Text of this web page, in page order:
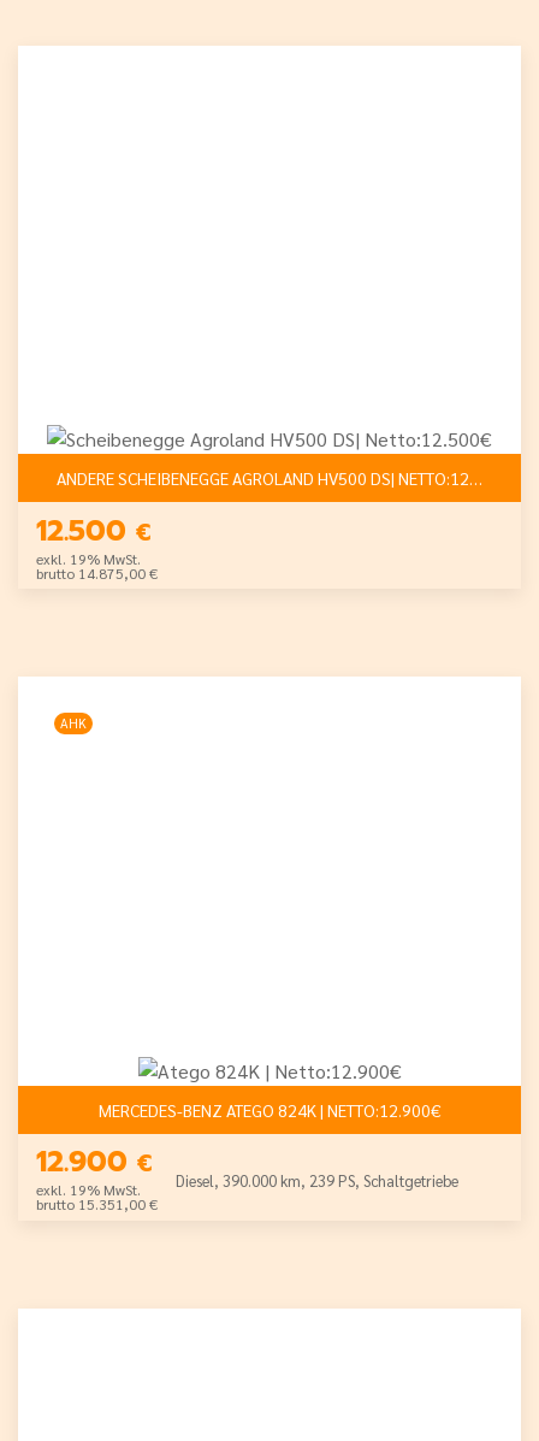
ANDERE SCHEIBENEGGE AGROLAND HV500 DS| NETTO:12.500€
12.500 €
exkl. 19% MwSt.
brutto 14.875,00 €
AHK
MERCEDES-BENZ ATEGO 824K | NETTO:12.900€
12.900 €
exkl. 19% MwSt.
brutto 15.351,00 €
Diesel, 390.000 km, 239 PS, Schaltgetriebe